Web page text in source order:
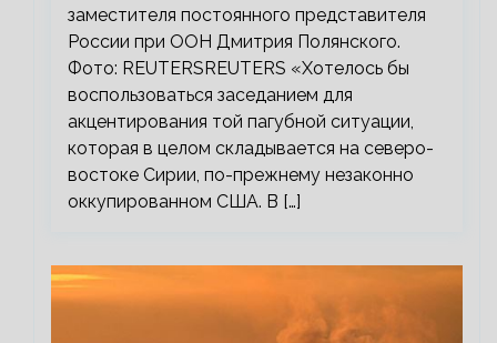
заместителя постоянного представителя
России при ООН Дмитрия Полянского.
Фото: REUTERSREUTERS «Хотелось бы
воспользоваться заседанием для
акцентирования той пагубной ситуации,
которая в целом складывается на северо-
востоке Сирии, по-прежнему незаконно
оккупированном США. В […]